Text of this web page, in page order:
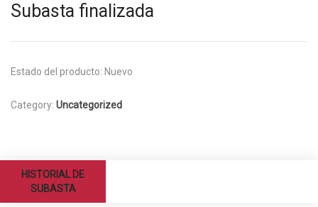
Subasta finalizada
Estado del producto: Nuevo
Category: Uncategorized
HISTORIAL DE
SUBASTA